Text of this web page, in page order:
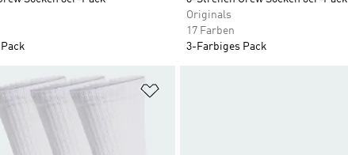
Originals
17 Farben
3-Farbiges Pack
hinzufügen